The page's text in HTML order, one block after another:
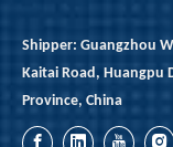
Shipper: Guangzhou
Kaitai Road, Huangpu
Province, China